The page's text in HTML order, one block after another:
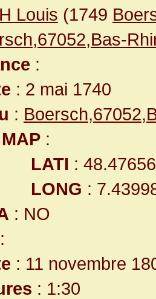
Louis (1749
:
: 2 mai 1740
:
MAP :
LATI :
LONG :
: NO
:
: 11 novembre
: 1:30